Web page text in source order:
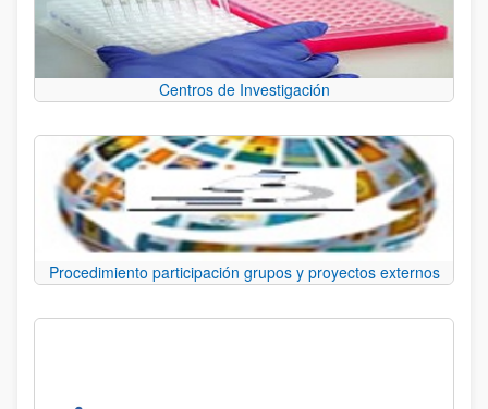
Centros de Investigación
Procedimiento participación grupos y proyectos externos